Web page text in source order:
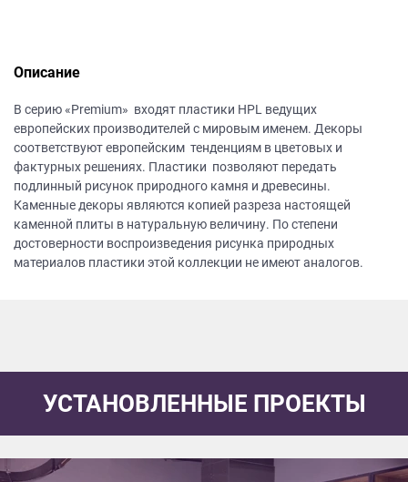
Описание
В серию «Premium» входят пластики HPL ведущих
европейских производителей с мировым именем. Декоры
соответствуют европейским тенденциям в цветовых и
фактурных решениях. Пластики позволяют передать
подлинный рисунок природного камня и древесины.
Каменные декоры являются копией разреза настоящей
каменной плиты в натуральную величину. По степени
достоверности воспроизведения рисунка природных
материалов пластики этой коллекции не имеют аналогов.
УСТАНОВЛЕННЫЕ ПРОЕКТЫ